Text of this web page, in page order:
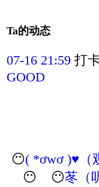
Ta的动态
07-16 21:59 打
GOOD
😶( *ơwơ )♥（
😶 😶苳（